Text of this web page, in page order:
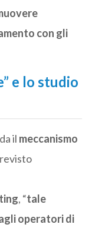
con gli
e lo studio
il meccanismo
, “tale
operatori di